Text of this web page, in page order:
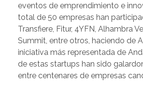
eventos de emprendimiento e
total de 50 empresas han
Transfiere, Fitur, 4YFN, Alhambra
Summit, entre otros, haciendo de
iniciativa más representada de
de estas startups han sido
entre centenares de empresas